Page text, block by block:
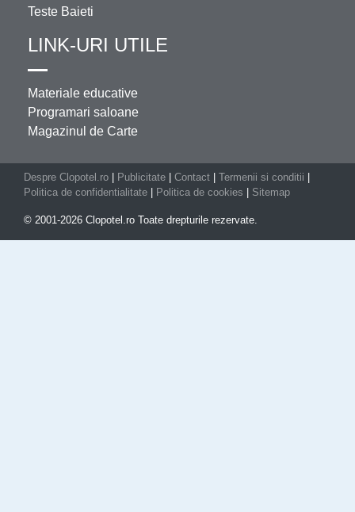
Teste Baieti
LINK-URI UTILE
Materiale educative
Programari saloane
Magazinul de Carte
Despre Clopotel.ro Publicitate Contact Termenii si conditii
Politica de confidentialitate
Politica de cookies Sitemap
© 2001-2026 Clopotel.ro Toate drepturile rezervate.